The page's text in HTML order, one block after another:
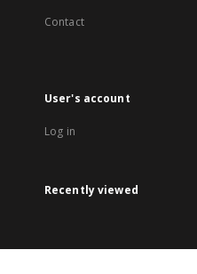
Contact
User's account
Log in
Recently viewed